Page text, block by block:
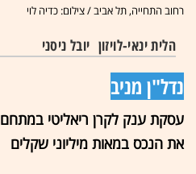
רחוב התחייה, תל אביב / צילום: כדיה לוי
הלית ינאי-לויזון יובל ניסני
נדל"ן מניב
עסקת ענק לקרן ריאליטי
את הנכס במאות מיליוני שקלים